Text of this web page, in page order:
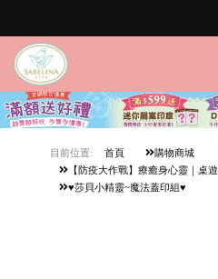
目前位置: 首頁
購物商城
【防疫大作戰】療癒身心靈｜桌遊
♥莎貝小精靈~魔法蓋印組♥